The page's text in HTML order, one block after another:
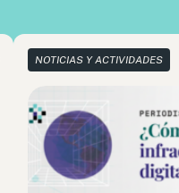
NOTICIAS Y ACTIVIDADES